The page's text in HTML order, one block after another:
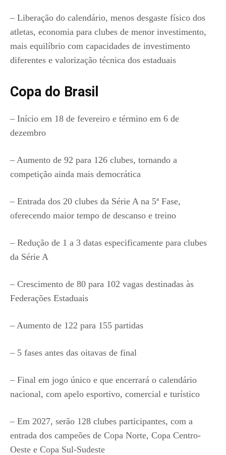
– Liberação do calendário, menos desgaste físico dos
atletas, economia para clubes de menor investimento,
mais equilíbrio com capacidades de investimento
diferentes e valorização técnica dos estaduais
Copa do Brasil
– Início em 18 de fevereiro e término em 6 de
dezembro
– Aumento de 92 para 126 clubes, tornando a
competição ainda mais democrática
– Entrada dos 20 clubes da Série A na 5ª Fase,
oferecendo maior tempo de descanso e treino
– Redução de 1 a 3 datas especificamente para clubes
da Série A
– Crescimento de 80 para 102 vagas destinadas às
Federações Estaduais
– Aumento de 122 para 155 partidas
– 5 fases antes das oitavas de final
– Final em jogo único e que encerrará o calendário
nacional, com apelo esportivo, comercial e turístico
– Em 2027, serão 128 clubes participantes, com a
entrada dos campeões de Copa Norte, Copa Centro-
Oeste e Copa Sul-Sudeste